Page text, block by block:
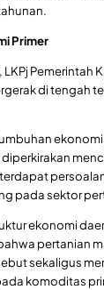
Primer
Pemerintah
di tengah
pada sektor
ekonomi
pertanian
sekaligus
komoditas